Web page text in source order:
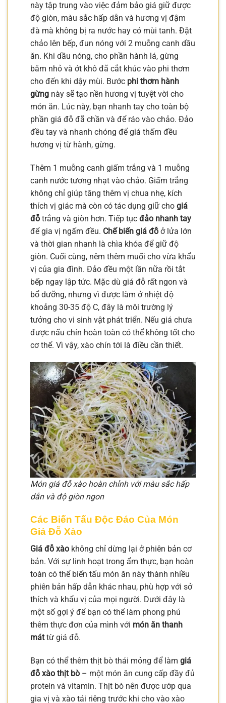
này tập trung vào việc đảm bảo giá giữ được
độ giòn, màu sắc hấp dẫn và hương vị đậm
đà mà không bị ra nước hay có mùi tanh. Đặt
chảo lên bếp, đun nóng với 2 muỗng canh dầu
ăn. Khi dầu nóng, cho phần hành lá, gừng
băm nhỏ và ớt khô đã cắt khúc vào phi thơm
cho đến khi dậy mùi. Bước phi thơm hành
gừng này sẽ tạo nền hương vị tuyệt vời cho
món ăn. Lúc này, bạn nhanh tay cho toàn bộ
phần giá đỗ đã chần và để ráo vào chảo. Đảo
đều tay và nhanh chóng để giá thấm đều
hương vị từ hành, gừng.
Thêm 1 muỗng canh giấm trắng và 1 muỗng
canh nước tương nhạt vào chảo. Giấm trắng
không chỉ giúp tăng thêm vị chua nhẹ, kích
thích vị giác mà còn có tác dụng giữ cho giá
đỗ trắng và giòn hơn. Tiếp tục đảo nhanh tay
để gia vị ngấm đều. Chế biến giá đỗ ở lửa lớn
và thời gian nhanh là chìa khóa để giữ độ
giòn. Cuối cùng, nêm thêm muối cho vừa khẩu
vị của gia đình. Đảo đều một lần nữa rồi tắt
bếp ngay lập tức. Mặc dù giá đỗ rất ngon và
bổ dưỡng, nhưng vì được làm ở nhiệt độ
khoảng 30-35 độ C, đây là môi trường lý
tưởng cho vi sinh vật phát triển. Nếu giá chưa
được nấu chín hoàn toàn có thể không tốt cho
cơ thể. Vì vậy, xào chín tới là điều cần thiết.
Món giá đỗ xào hoàn chỉnh với màu sắc hấp
dẫn và độ giòn ngon
Các Biến Tấu Độc Đáo Của Món
Giá Đỗ Xào
Giá đỗ xào không chỉ dừng lại ở phiên bản cơ
bản. Với sự linh hoạt trong ẩm thực, bạn hoàn
toàn có thể biến tấu món ăn này thành nhiều
phiên bản hấp dẫn khác nhau, phù hợp với sở
thích và khẩu vị của mọi người. Dưới đây là
một số gợi ý để bạn có thể làm phong phú
thêm thực đơn của mình với món ăn thanh
máttừ giá đỗ.
Bạn có thể thêm thịt bò thái mỏng để làm giá
đỗ xào thịt bò – một món ăn cung cấp đầy đủ
protein và vitamin. Thịt bò nên được ướp qua
gia vị và xào tái riêng trước khi cho vào xào